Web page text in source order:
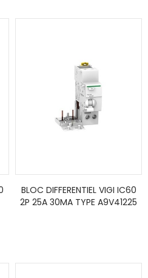
BLOC DIFFERENTIEL VIGI IC60
2P 25A 30MA TYPE A9V41225